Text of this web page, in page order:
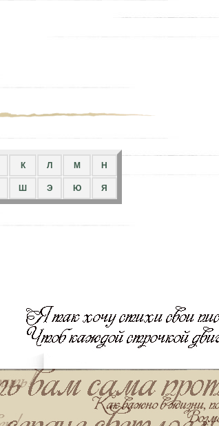
К Л М Н
Ш Э Ю Я